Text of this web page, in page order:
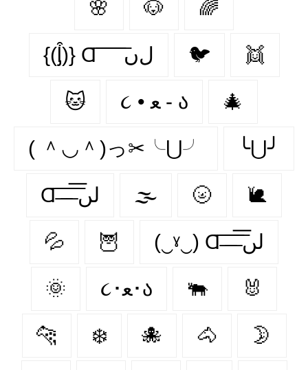
🌸 🐶 🌈
{(ᶅ͒)} Ɑ͞ ͞ ͞ ͞ ͞ ﻝﮞ 🐦‍ 👯‍
🐱 ૮ • ﻌ - ა 🎄
( ＾◡＾)っ✂╰⋃╯ ╰⋃╯
Ɑ͞ ̶͞ ̶͞ ̶͞ لں͞ 🌫️ 🌝 🐌
💦 🦉 (‿ˠ‿) Ɑ͞ ̶͞ ̶͞ ̶͞ لں͞
🌞 ૮･ﻌ･ა 🐃 🐰
🐆 ❄️ 🐙 🐴 🌛